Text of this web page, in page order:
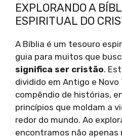
EXPLORANDO A
ESPIRITUAL DO
A Bíblia é um tesouro
guia para muitos que
significa ser cristão.
dividido em Antigo e
compêndio de histórias,
princípios que moldam a
redor do mundo. Ao
encontramos não